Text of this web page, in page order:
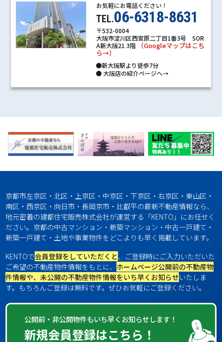
お気軽にお電話ください！
TEL.06-6318-8631
〒532-0004
大阪市淀川区西宮原二丁目1番3号 SOR
A新大阪21 3階
（Googleマップはこち
ら→）
●新大阪駅より徒歩7分
●大阪店の紹介ページへ→
京都市左京区・北区・上京区・中京区・下京区・右京区・東山区・
南区・西京区・向日市・長岡京市・比叡平の最新不動産情報なら、
地元密着の建都住宅販売株式会社が運営する「KENTO」にお任せく
ださい。京都の中古マンション・新築マンション・中古一戸建て・
新築一戸建て・土地や事業物件をどこよりも早く掲載しています。
KENTOで会員登録をしていただくと、ご登録時にご入力いただいた
ご希望の不動産物件情報をもとに、 ホームページ公開前の不動産物
件情報や、未公開の不動産物件情報をいち早くお知らせいたしま
す。もちろんご登録は無料です。ぜひお気軽にご登録ください。
公開前・非公開物件もいち早くお知らせします！
新規会員登録はこちら！